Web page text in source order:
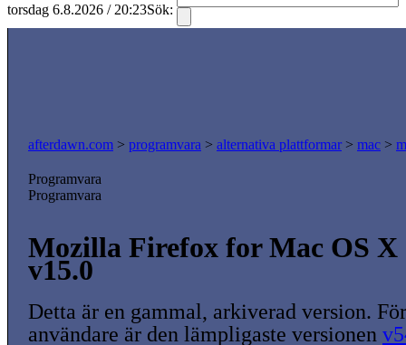
torsdag 6.8.2026 / 20:23Sök:
afterdawn.com > programvara > alternativa plattformar > mac >
Programvara
Programvara
Mozilla Firefox for Mac OS X
v15.0
Detta är en gammal, arkiverad version.
användare är den lämpligaste versionen